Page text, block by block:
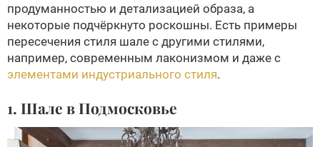
продуманностью и детализацией образа, а
некоторые подчёркнуто роскошны. Есть примеры
пересечения стиля шале с другими стилями,
например, современным лаконизмом и даже с
элементами индустриального стиля.
1. Шале в Подмосковье